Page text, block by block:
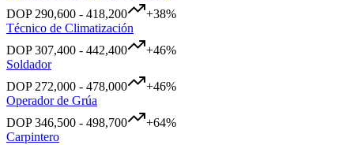
DOP 290,600 - 418,200 +38%
Técnico de Climatización
DOP 307,400 - 442,400 +46%
Soldador
DOP 272,000 - 478,000 +46%
Operador de Grúa
DOP 346,500 - 498,700 +64%
Carpintero